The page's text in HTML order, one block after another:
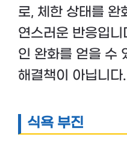
로, 체한 상태를 완
연스러운 반응입
인 완화를 얻을 수
해결책이 아닙니다.
식욕 부진